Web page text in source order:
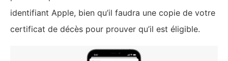
identifiant Apple, bien qu’il faudra une copie de votre
certificat de décès pour prouver qu’il est éligible.